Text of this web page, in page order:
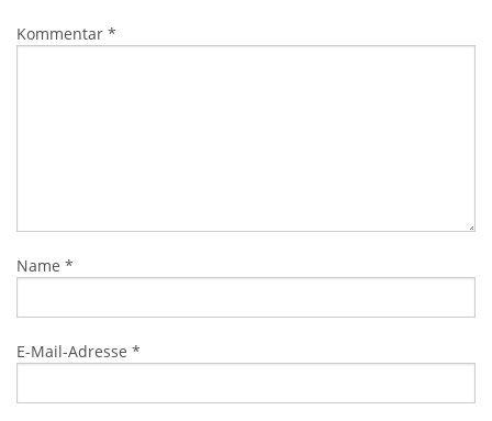
Kommentar *
Name *
E-Mail-Adresse *